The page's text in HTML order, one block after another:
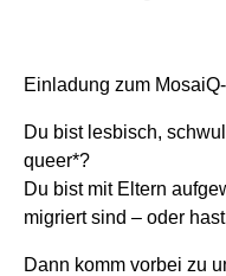
Einladung zum
Du bist lesbisch,
queer*?
Du bist mit Eltern
migriert sind – oder
Dann komm vorbei zu